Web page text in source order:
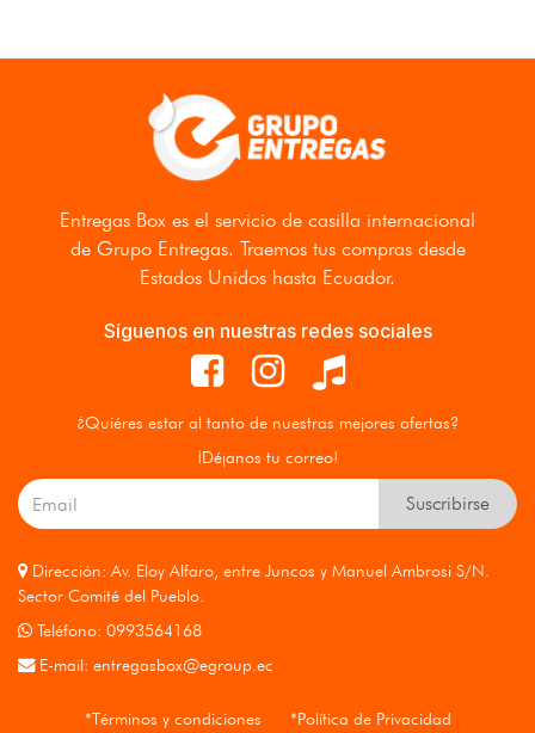
Entregas Box es el servicio de casilla internacional
de Grupo Entregas. Traemos tus compras desde
Estados Unidos hasta Ecuador.
Síguenos en nuestras redes sociales
¿Quiéres estar al tanto de nuestras mejores ofertas?
¡Déjanos tu correo!
Suscribirse
Dirección: Av. Eloy Alfaro, entre Juncos y Manuel Ambrosi S/N.
Sector Comité del Pueblo.
Teléfono: 0993564168
E-mail: entregasbox@egroup.ec
*Términos y condiciones *Política de Privacidad